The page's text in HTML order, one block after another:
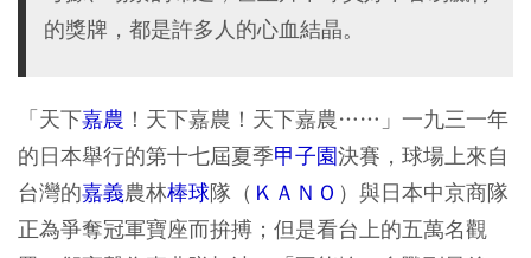
的獎牌，都是許多人的心血結晶。
「天下嘉農 ！天下嘉農！天下嘉農……」一九三一年
的日本舉行的第十七屆夏季甲子園決賽，球場上來自
台灣的嘉義農林棒球隊（ ＫＡＮＯ ）與日本中京商隊
正為爭奪冠軍寶座而拚搏；但是看台上的五萬名觀